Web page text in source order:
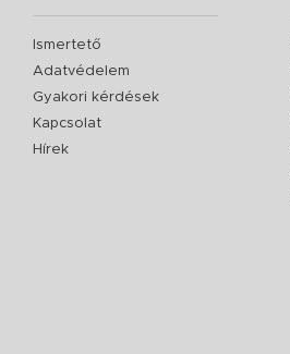
Ismertető
Adatvédelem
Gyakori kérdések
Kapcsolat
Hírek